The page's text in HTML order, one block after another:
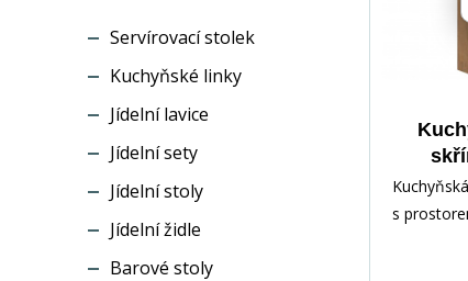
Servírovací stolek
Kuchyňské linky
Jídelní lavice
Jídelní sety
Jídelní stoly
Jídelní židle
Barové stoly
s